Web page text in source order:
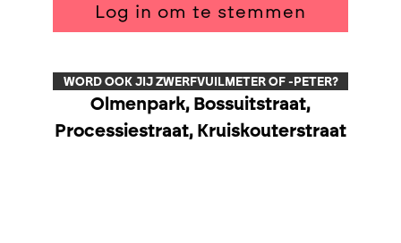
Log in om te stemmen
WORD OOK JIJ ZWERFVUILMETER OF -PETER?
Olmenpark, Bossuitstraat,
Processiestraat, Kruiskouterstraat